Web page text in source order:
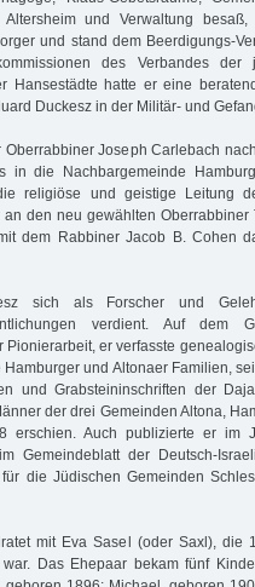
Altersheim und Verwaltung
und stand dem Beerdigungs-
des Verbandes der
Hansestädte hatte er eine
Duckesz in der Militär- und
Oberrabbiner Joseph Carlebach
in die Nachbargemeinde
religiöse und geistige Leitung
den neu gewählten Oberrabbiner
dem Rabbiner Jacob B. Cohen
sich als Forscher und
verdient. Auf dem
Pionierarbeit, er verfasste
und Altonaer Familien,
und Grabsteininschriften der
der drei Gemeinden Altona,
erschien. Auch publizierte er im
Gemeindeblatt der Deutsch-
die Jüdischen Gemeinden
mit Eva Sasel (oder Saxl), die
Das Ehepaar bekam fünf